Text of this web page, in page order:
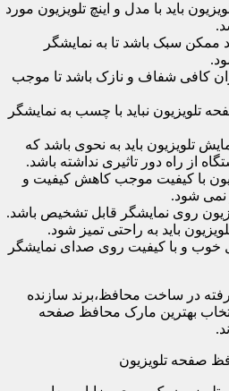
باید با مدل و اینچ تلویزیون مورد
ممکن سبک باشد تا به نمایشگر
کافی شفاف و نازک باشد تا موجب
تلویزیون نباید با چسب به نمایشگر
تلویزیون باید به نحوی باشد که
از راه دور تاثیری نداشته باشد.
با کیفیت موجب کاهش کیفیت و
نمی شود.
روی نمایشگر قابل تشخیص باشد.
باید به راحتی تمیز شود.
خوب و با کیفیت روی صدای نمایشگر
در ساخت محافظ،برند سازنده
بهترین مارک محافظ صفحه
صفحه تلویزیون